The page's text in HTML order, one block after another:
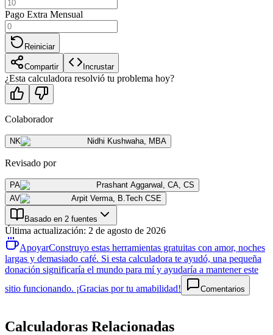
Pago Extra Mensual
Reiniciar
Compartir Incrustar
¿Esta calculadora resolvió tu problema hoy?
Colaborador
NK Nidhi Kushwaha MBA
Revisado por
PA Prashant Aggarwal CA, CS
AV
Arpit Verma B.Tech CSE
Basado en 2 fuentes
Última actualización: 2 de agosto de 2026
ApoyarConstruyo estas herramientas gratuitas con amor, noches
largas y demasiado café. Si esta calculadora te ayudó, una pequeña
donación significaría el mundo para mí y ayudaría a mantener este
sitio funcionando. ¡Gracias por tu amabilidad!
Comentarios
Calculadoras Relacionadas